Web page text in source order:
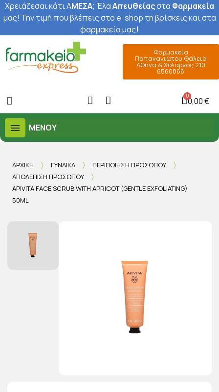
Χρειάζεσαι κάτι ΑΜΕΣΑ; ΈλαΑπευθείαςστα Φαρμακεία
μας! Την τιμή που βλέπεις στο e-shop τη βρίσκεις και στα
φαρμακεία μας!
Φαρμακεία
Παπαναγιώτου Θάλεια
Αθήνα & Χολαργός 210
6560866
0,00 €
ΜΕΝΟΎ
ΑΡΧΙΚΉ ΓΥΝΑΊΚΑ
ΠΕΡΙΠΟΊΗΣΗ ΠΡΟΣΏΠΟΥ
ΑΠΟΛΈΠΙΣΗ ΠΡΟΣΏΠΟΥ
APIVITA FACE SCRUB WITH APRICOT (GENTLE EXFOLIATING)
50ML